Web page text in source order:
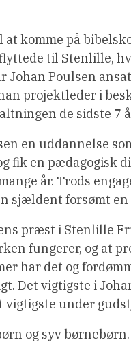
komme på
til Stenlille,
Johan Poulsen
projektleder i
de sidste 7
en uddannelse
fik en pædagogisk
år. Trods
sjældent forsømt
præst i Stenlille
fungerer, og at
har det og
Det vigtigste i
vigtigste under
og syv børnebørn.